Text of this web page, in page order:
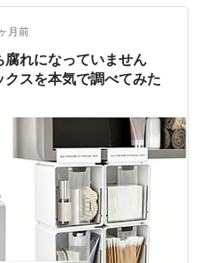
ッグ本体 こちらはサーティ
になります。 ロッドホルダ
に便利なんですよねー。
月前
れになっていません
スを本気で調べてみた